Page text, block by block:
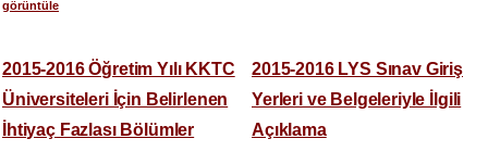
görüntüle
2015-2016 Öğretim Yılı KKTC
Üniversiteleri İçin Belirlenen
İhtiyaç Fazlası Bölümler
2015-2016 LYS Sınav Giriş
Yerleri ve Belgeleriyle İlgili
Açıklama